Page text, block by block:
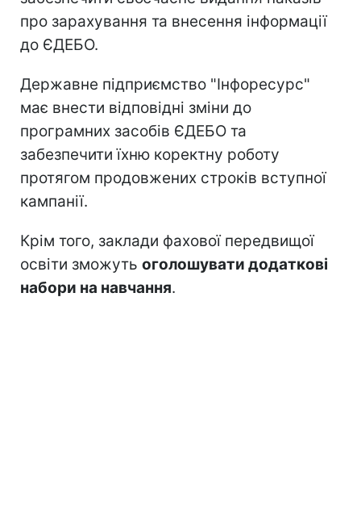
про зарахування та внесення інформації
до ЄДЕБО.
Державне підприємство "Інфоресурс"
має внести відповідні зміни до
програмних засобів ЄДЕБО та
забезпечити їхню коректну роботу
протягом продовжених строків вступної
кампанії.
Крім того, заклади фахової передвищої
освіти зможуть оголошувати додаткові
набори на навчання.